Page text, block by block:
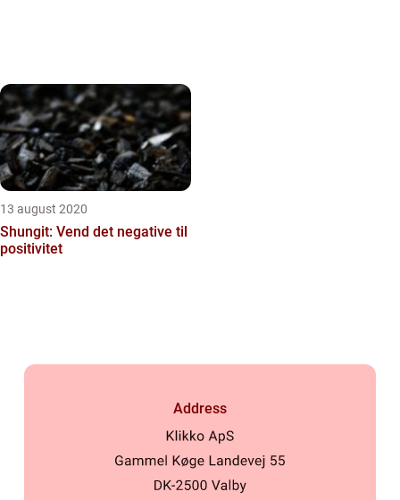
13 august 2020
Shungit: Vend det negative til
positivitet
Address